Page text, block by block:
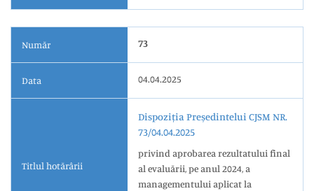
Număr 73
Data 04.04.2025
Titlul hotărârii
Dispoziția Președintelui CJSM NR.
73/04.04.2025
privind aprobarea rezultatului final
al evaluării, pe anul 2024, a
managementului aplicat la